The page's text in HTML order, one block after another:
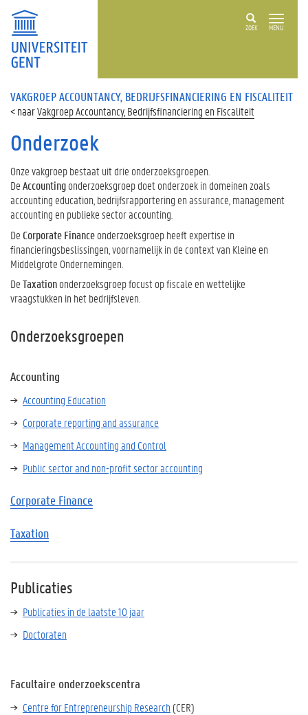
ZOEK MENU
VAKGROEP ACCOUNTANCY, BEDRIJFSFINANCIERING EN FISCALITEIT
Vakgroep Accountancy, Bedrijfsfinanciering en Fiscaliteit
Onderzoek
Onze vakgroep bestaat uit drie onderzoeksgroepen.
DeAccountingonderzoeksgroep doet onderzoek in domeinen zoals
accounting education, bedrijfsrapportering en assurance, management
accounting en publieke sector accounting.
DeCorporate Financeonderzoeksgroep heeft expertise in
financieringsbeslissingen, voornamelijk in de context van Kleine en
Middelgrote Ondernemingen.
DeTaxationonderzoeksgroep focust op fiscale en wettelijke
vraagstukken in het bedrijfsleven.
Onderzoeksgroepen
Accounting
Accounting Education
Corporate reporting and assurance
Management Accounting and Control
Public sector and non-profit sector accounting
Corporate Finance
Taxation
Publicaties
Publicaties in de laatste 10 jaar
Doctoraten
Facultaire onderzoekscentra
Centre for Entrepreneurship Research (CER)